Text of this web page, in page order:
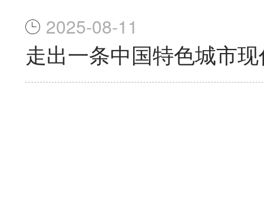
2025-08-11
走出一条中国特色城市